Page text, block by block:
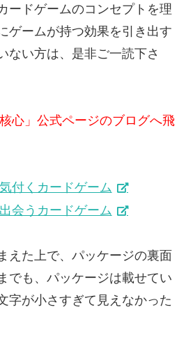
ードゲームのコンセプトを理
ゲームが持つ効果を引き出す
ない方は、是非ご一読下さ
心」公式ページのブログへ飛
付くカードゲーム
会うカードゲーム
えた上で、パッケージの裏面
でも、パッケージは載せてい
字が小さすぎて見えなかった